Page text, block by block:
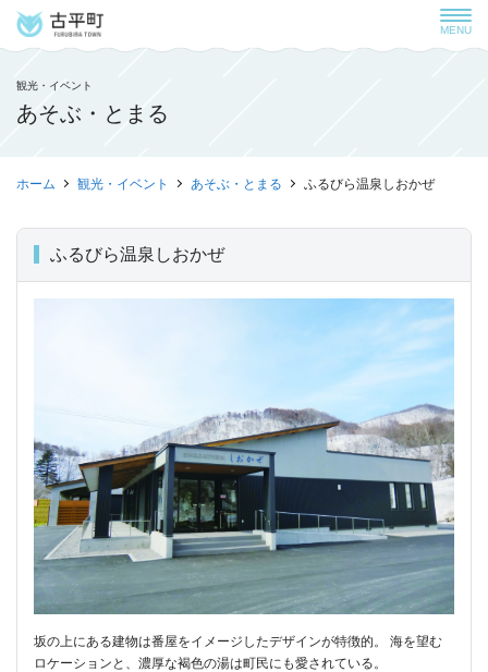
MENU
観光・イベント
あそぶ・とまる
ホーム 観光・イベント あそぶ・とまる ふるびら温泉しおかぜ
ふるびら温泉しおかぜ
坂の上にある建物は番屋をイメージしたデザインが特徴的。 海を望む
ロケーションと、濃厚な褐色の湯は町民にも愛されている。